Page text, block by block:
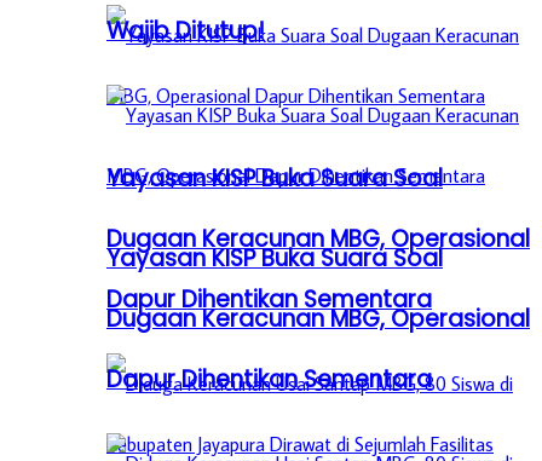
Yayasan KISP Buka Suara Soal
Dugaan Keracunan MBG, Operasional
Dapur Dihentikan Sementara
Wajib Ditutup!
Yayasan KISP Buka Suara Soal
Dugaan Keracunan MBG, Operasional
Dapur Dihentikan Sementara